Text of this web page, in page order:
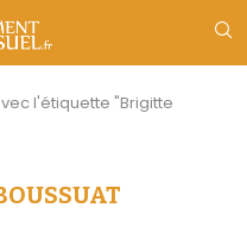
l'étiquette "Brigitte